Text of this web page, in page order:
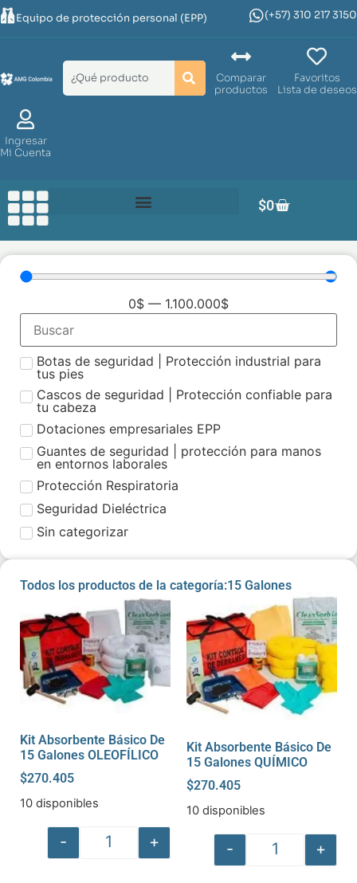
Equipo de protección personal (EPP) (+57) 310 217 3150
Comparar
productos
Favoritos
Lista de deseos
Ingresar
Mi Cuenta
$0
0$ — 1.100.000$
Botas de seguridad | Protección industrial para
tus pies
Cascos de seguridad | Protección confiable para
tu cabeza
Dotaciones empresariales EPP
Guantes de seguridad | protección para manos
en entornos laborales
Protección Respiratoria
Seguridad Dieléctrica
Sin categorizar
Todos los productos de la categoría:15 Galones
Kit Absorbente Básico De
15 Galones OLEOFÍLICO
$270.405
10 disponibles
- +
Kit Absorbente Básico De
15 Galones QUÍMICO
$270.405
10 disponibles
- +